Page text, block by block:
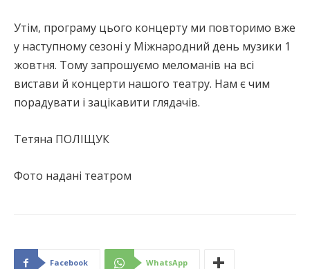
Утім, програму цього концерту ми повторимо вже
у наступному сезоні у Міжнародний день музики 1
жовтня. Тому запрошуємо меломанів на всі
вистави й концерти нашого театру. Нам є чим
порадувати і зацікавити глядачів.
Тетяна ПОЛІЩУК
Фото надані театром
Facebook WhatsApp